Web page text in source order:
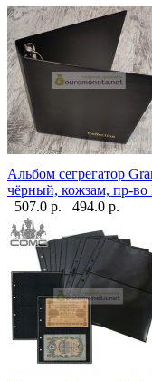
Альбом сегрегатор
чёрный, кожзам, пр-во
507.0 р.
494.0 р.